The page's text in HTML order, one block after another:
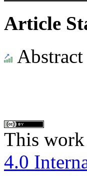
Article
This
4.0